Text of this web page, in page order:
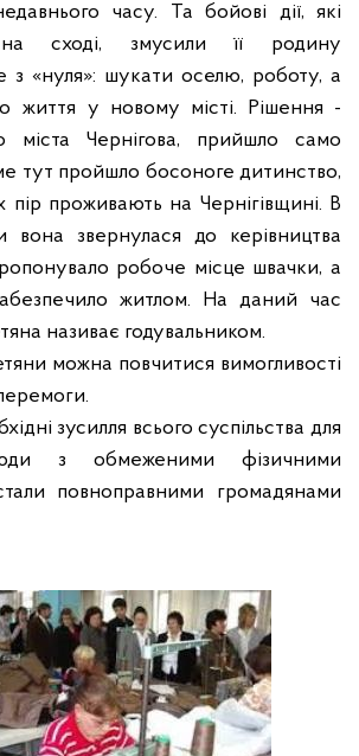
часу. Та бойові дії, які
на сході, змусили її родину
з «нуля»: шукати оселю, роботу, а
життя у новому місті. Рішення -
міста Чернігова, прийшло само
тут пройшло босоноге дитинство,
пір проживають на Чернігівщині. В
вона звернулася до керівництва
робоче місце швачки, а
житлом. На даний час
називає годувальником.
можна повчитися вимогливості
зусилля всього суспільства для
з обмеженими фізичними
повноправними громадянами